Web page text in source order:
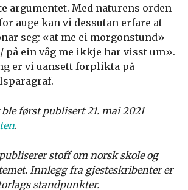
argumentet. Med naturens orden
auge kan vi dessutan erfare at
seg: «at me ei morgonstund»
på ein våg me ikkje har visst um».
er vi uansett forplikta på
først publisert 21. mai 2021
.
publiserer stoff om norsk skole og
Innlegg fra gjesteskribenter er
standpunkter.